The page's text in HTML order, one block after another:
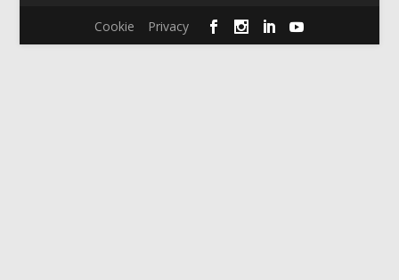
Cookie Privacy